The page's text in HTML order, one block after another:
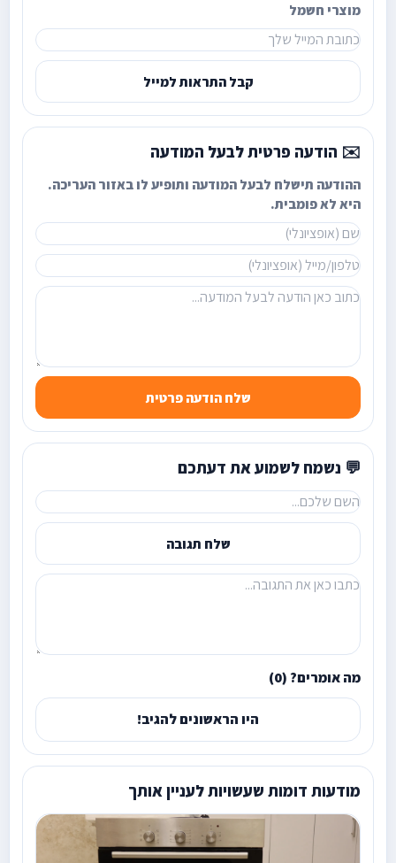
מוצרי חשמל
קבל התראות למייל
✉️ הודעה פרטית לבעל המודעה
ההודעה תישלח לבעל המודעה ותופיע לו באזור העריכה.
היא לא פומבית.
שלח הודעה פרטית
💬 נשמח לשמוע את דעתכם
שלח תגובה
מה אומרים? (0)
היו הראשונים להגיב!
מודעות דומות שעשויות לעניין אותך